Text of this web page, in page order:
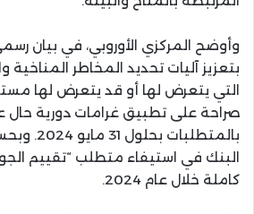
وأوضح المركزي الأوروبي، في بيان
بتعزيز آليات تحديد المخاطر المناخية
التي يتعرض لها أو قد يتعرض لها
صراحة على تطبيق غرامات دورية حال
بالمتطلبات
كاملة خلال عام 2024.